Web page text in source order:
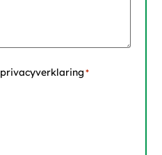
privacyverklaring*